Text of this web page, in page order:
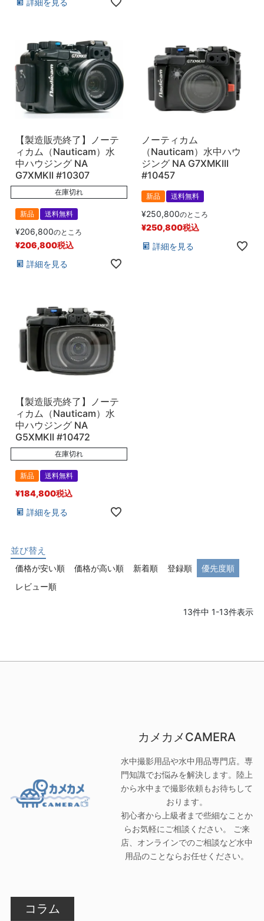
【製造販売終了】ノーテ
ィカム（Nauticam）水
中ハウジング NA
G7XMKII #10307
在庫切れ
新品 送料無料
¥206,800のところ
¥206,800税込
詳細を見る
ノーティカム
（Nauticam）水中ハウ
ジング NA G7XMKIII
#10457
新品 送料無料
¥250,800のところ
¥250,800税込
詳細を見る
【製造販売終了】ノーテ
ィカム（Nauticam）水
中ハウジング NA
G5XMKII #10472
在庫切れ
新品 送料無料
¥184,800税込
詳細を見る
並び替え
価格が安い順 価格が高い順 新着順 登録順
優先度順
レビュー順
13件中 1-13件表示
カメカメCAMERA
水中撮影用品や水中用品専門店。専
門知識でお悩みを解決します。陸上
から水中まで撮影依頼もお待ちして
おります。
初心者から上級者まで些細なことか
らお気軽にご相談ください。 ご来
店、オンラインでのご相談など水中
用品のことならお任せください。
コラム